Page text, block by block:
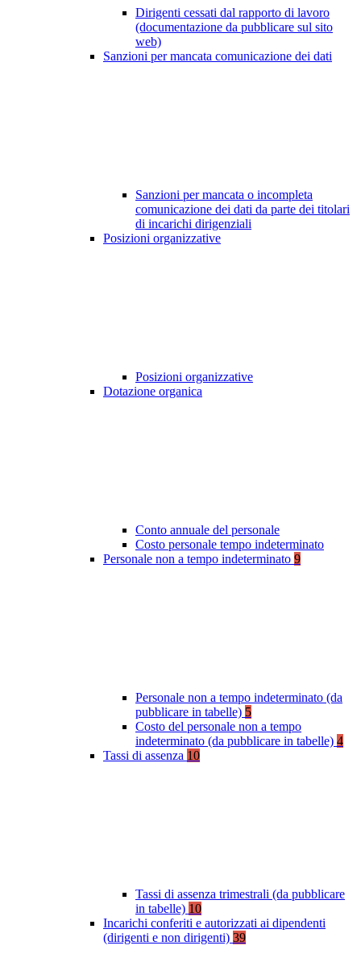
Dirigenti cessati dal rapporto di lavoro
(documentazione da pubblicare sul sito
web)
Sanzioni per mancata comunicazione dei dati
Sanzioni per mancata o incompleta
comunicazione dei dati da parte dei titolari
di incarichi dirigenziali
Posizioni organizzative
Posizioni organizzative
Dotazione organica
Conto annuale del personale
Costo personale tempo indeterminato
Personale non a tempo indeterminato 9
Personale non a tempo indeterminato (da
pubblicare in tabelle) 5
Costo del personale non a tempo
indeterminato (da pubblicare in tabelle) 4
Tassi di assenza 10
Tassi di assenza trimestrali (da pubblicare
in tabelle) 10
Incarichi conferiti e autorizzati ai dipendenti
(dirigenti e non dirigenti) 39